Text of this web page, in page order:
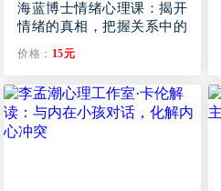
海蓝博士情绪心理课：揭开
情绪的真相，把握关系中的
价格： 15元